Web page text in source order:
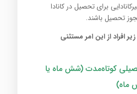
برای تحصیل در کانادا
تحصیل باشند.
افراد از این امر مستثنی
کوتاه‌مدت (شش ماه یا
ماه)